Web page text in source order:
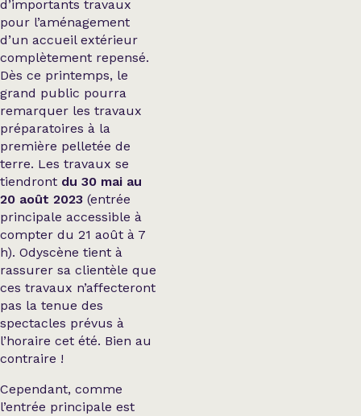
d’importants travaux
pour l’aménagement
d’un accueil extérieur
complètement repensé.
Dès ce printemps, le
grand public pourra
remarquer les travaux
préparatoires à la
première pelletée de
terre. Les travaux se
tiendront du 30 mai au
20 août 2023 (entrée
principale accessible à
compter du 21 août à 7
h). Odyscène tient à
rassurer sa clientèle que
ces travaux n’affecteront
pas la tenue des
spectacles prévus à
l’horaire cet été. Bien au
contraire !
Cependant, comme
l’entrée principale est